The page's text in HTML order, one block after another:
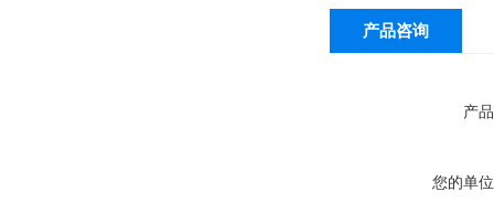
产品咨询
产
您的单